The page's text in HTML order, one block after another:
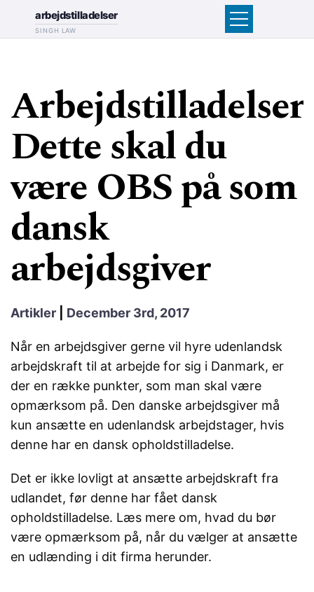
arbejdstilladelser
SINGH LAW
Arbejdstilladelser:
Dette skal du
være OBS på som
dansk
arbejdsgiver
Artikler December 3rd, 2017
Når en arbejdsgiver gerne vil hyre udenlandsk
arbejdskraft til at arbejde for sig i Danmark, er
der en række punkter, som man skal være
opmærksom på. Den danske arbejdsgiver må
kun ansætte en udenlandsk arbejdstager, hvis
denne har en dansk opholdstilladelse.
Det er ikke lovligt at ansætte arbejdskraft fra
udlandet, før denne har fået dansk
opholdstilladelse. Læs mere om, hvad du bør
være opmærksom på, når du vælger at ansætte
en udlænding i dit firma herunder.